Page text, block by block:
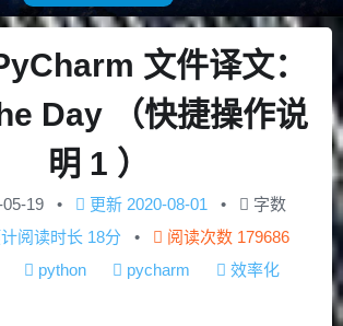
文件译文：
Day （快捷操作说
明 1 ）
19 更新 2020-08-01
字数
阅读时长 18分 阅读次数 179686
python pycharm 效率化